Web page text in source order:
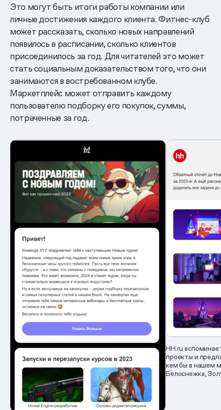
Это могут быть итоги работы компании или
личные достижения каждого клиента. Фитнес-клуб
может рассказать, сколько новых направлений
появилось в расписании, сколько клиентов
присоединилось за год. Для читателей это может
стать социальным доказательством того, что они
занимаются в востребованном клубе.
Маркетплейс может отправить каждому
пользователю подборку его покупок, суммы,
потраченные за год.
HH.ru
проекты и
кем бы в нашем
Белоснежка,